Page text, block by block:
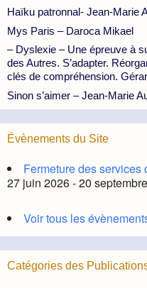
Haïku patronnal- Jean-Marie
Mys Paris – Daroca Mikael
– Dyslexie – Une épreuve à
des Autres. S’adapter.
clés de compréhension.
Sinon s’aimer – Jean-Marie
Évènements du Site
Fermeture des services
27 juin 2026 - 20
Voir tous les
Catégories des